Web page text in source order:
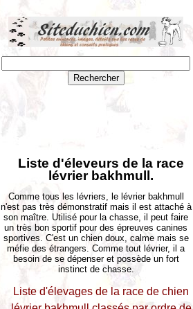
Liste d'éleveurs de la race
lévrier bakhmull.
Comme tous les lévriers, le lévrier bakhmull
n'est pas très démonstratif mais il est attaché à
son maître. Utilisé pour la chasse, il peut faire
un très bon sportif pour des épreuves canines
sportives. C'est un chien doux, calme mais se
méfie des étrangers. Comme tout lévrier, il a
besoin de se dépenser et possède un fort
instinct de chasse.
Liste d'élevages de la race de chien